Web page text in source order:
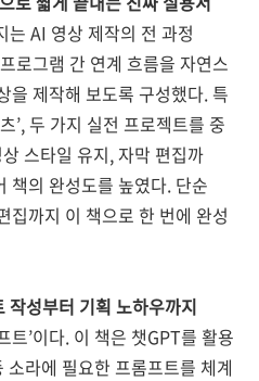
AI 영상 제작의 전 과정
로그램 간 연계 흐름을 자연스
을 제작해 보도록 구성했다. 특
’, 두 가지 실전 프로젝트를 중
스타일 유지, 자막 편집까
책의 완성도를 높였다. 단순
집까지 이 책으로 한 번에 완성
성부터 기획 노하우까지
트’이다. 이 책은 챗GPT를 활용
라에 필요한 프롬프트를 체계